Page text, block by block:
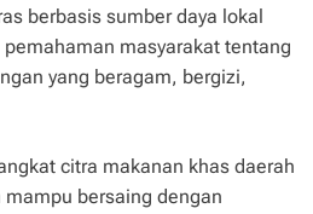
berbasis sumber daya lokal
masyarakat tentang
yang beragam, bergizi,
citra makanan khas daerah
bersaing dengan